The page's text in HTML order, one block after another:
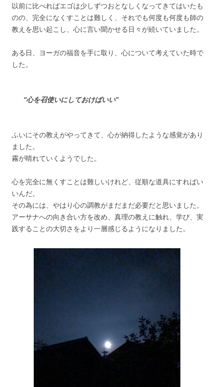
以前に比べればエゴは少しずつおとなしくなってきてはいたも
のの、完全になくすことは難しく、それでも何度も何度も師の
教えを思い起こし、心に言い聞かせる日々が続いていました。
ある日、ヨーガの福音を手に取り、心について考えていた時で
した。
“心を召使いにしておけばいい”
ふいにその教えがやってきて、心が納得したような感覚があり
ました。
霧が晴れていくようでした。
心を完全に無くすことは難しいけれど、従順な道具にすればい
いんだ。
その為には、やはり心の調教がまだまだ必要だと思いました。
アーサナへの向き合い方を改め、真理の教えに触れ、学び、実
践することの大切さをより一層感じるようになりました。